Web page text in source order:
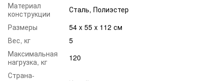
Материал
конструкции
Сталь, Полиэстер
Размеры
54 x 55 x 112 см
Вес, кг
5
Максимальная
нагрузка, кг
120
Страна-